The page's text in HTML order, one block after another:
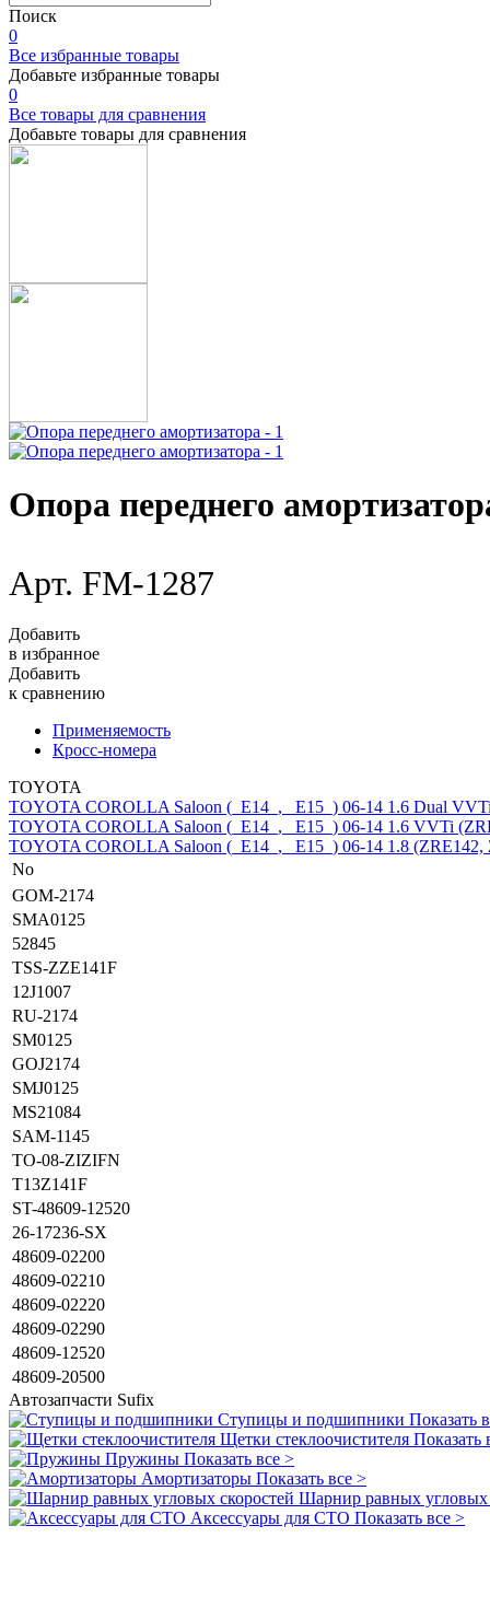
Поиск
0
Все избранные товары
Добавьте избранные товары
0
Все товары для сравнения
Добавьте товары для сравнения
Опора переднего
Арт. FM-1287
Добавить
в избранное
Добавить
к сравнению
Применяемость
Кросс-номера
TOYOTA
TOYOTA COROLLA Saloon (_E14_, _E15_) 06-14 1.6 Dual
TOYOTA COROLLA Saloon (_E14_, _E15_) 06-14 1.6 VVTi
TOYOTA COROLLA Saloon (_E14_, _E15_) 06-14 1.8 (ZRE142,
No
GOM-2174
SMA0125
52845
TSS-ZZE141F
12J1007
RU-2174
SM0125
GOJ2174
SMJ0125
MS21084
SAM-1145
TO-08-ZIZIFN
T13Z141F
ST-48609-12520
26-17236-SX
48609-02200
48609-02210
48609-02220
48609-02290
48609-12520
48609-20500
Автозапчасти Sufix
Ступицы и подшипники Показать
Щетки стеклоочистителя Показать
Пружины Показать все >
Амортизаторы Показать все >
Шарнир равных угловых
Аксессуары для СТО Показать все >